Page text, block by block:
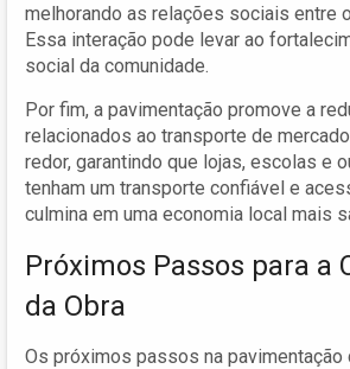
melhorando as relações sociais entre
Essa interação pode levar ao
social da comunidade.
Por fim, a pavimentação promove a
relacionados ao transporte de
redor, garantindo que lojas, escolas e
tenham um transporte confiável e
culmina em uma economia local mais
Próximos Passos para a
da Obra
Os próximos passos na pavimentação